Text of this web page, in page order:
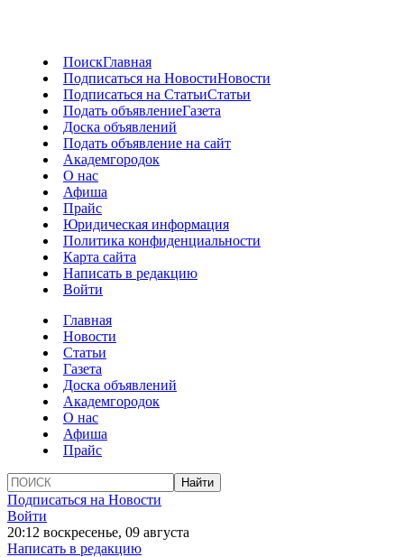
ПоискГлавная
Подписаться на НовостиНовости
Подписаться на СтатьиСтатьи
Подать объявлениеГазета
Доска объявлений
Подать объявление на сайт
Академгородок
О нас
Афиша
Прайс
Юридическая информация
Политика конфиденциальности
Карта сайта
Написать в редакцию
Войти
Главная
Новости
Статьи
Газета
Доска объявлений
Академгородок
О нас
Афиша
Прайс
Подписаться на Новости
Войти
20:12 воскресенье, 09 августа
Написать в редакцию